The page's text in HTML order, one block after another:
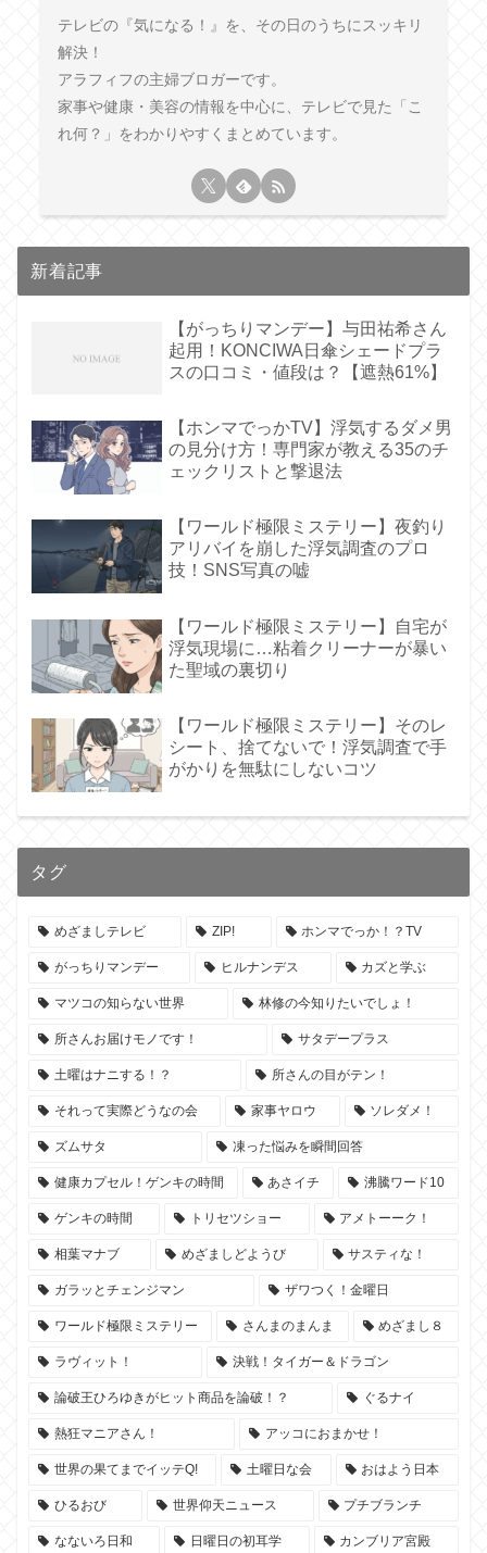
テレビの『気になる！』を、その日のうちにスッキリ
解決！
アラフィフの主婦ブロガーです。
家事や健康・美容の情報を中心に、テレビで見た「こ
れ何？」をわかりやすくまとめています。
新着記事
【がっちりマンデー】与田祐希さん
起用！KONCIWA日傘シェードプラ
スの口コミ・値段は？【遮熱61%】
【ホンマでっかTV】浮気するダメ男
の見分け方！専門家が教える35のチ
ェックリストと撃退法
【ワールド極限ミステリー】夜釣り
アリバイを崩した浮気調査のプロ
技！SNS写真の嘘
【ワールド極限ミステリー】自宅が
浮気現場に…粘着クリーナーが暴い
た聖域の裏切り
【ワールド極限ミステリー】そのレ
シート、捨てないで！浮気調査で手
がかりを無駄にしないコツ
タグ
めざましテレビ ZIP! ホンマでっか！？TV
がっちりマンデー ヒルナンデス カズと学ぶ
マツコの知らない世界 林修の今知りたいでしょ！
所さんお届けモノです！ サタデープラス
土曜はナニする！？ 所さんの目がテン！
それって実際どうなの会 家事ヤロウ ソレダメ！
ズムサタ 凍った悩みを瞬間回答
健康カプセル！ゲンキの時間 あさイチ 沸騰ワード10
ゲンキの時間 トリセツショー アメトーーク！
相葉マナブ めざましどようび サスティな！
ガラッとチェンジマン ザワつく！金曜日
ワールド極限ミステリー さんまのまんま めざまし８
ラヴィット！ 決戦！タイガー＆ドラゴン
論破王ひろゆきがヒット商品を論破！？ ぐるナイ
熱狂マニアさん！ アッコにおまかせ！
世界の果てまでイッテQ! 土曜日な会 おはよう日本
ひるおび 世界仰天ニュース プチブランチ
なないろ日和 日曜日の初耳学 カンブリア宮殿